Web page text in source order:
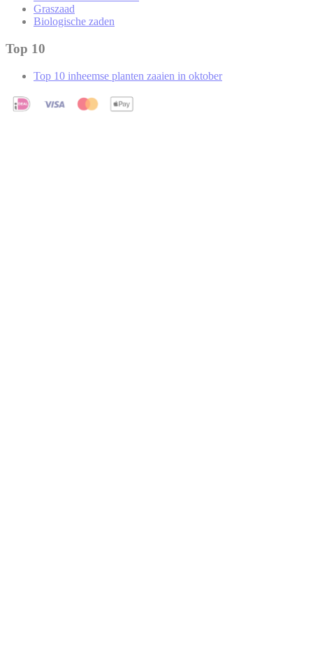
Graszaad
Biologische zaden
Top 10
Top 10 inheemse planten zaaien in oktober